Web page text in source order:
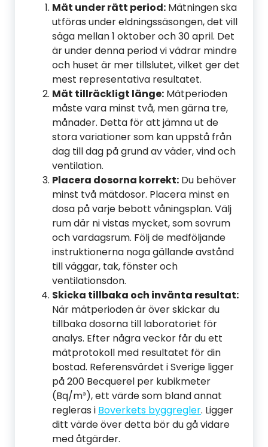
Mät under rätt period: Mätningen ska
utföras under eldningssäsongen, det vill
säga mellan 1 oktober och 30 april. Det
är under denna period vi vädrar mindre
och huset är mer tillslutet, vilket ger det
mest representativa resultatet.
Mät tillräckligt länge: Mätperioden
måste vara minst två, men gärna tre,
månader. Detta för att jämna ut de
stora variationer som kan uppstå från
dag till dag på grund av väder, vind och
ventilation.
Placera dosorna korrekt: Du behöver
minst två mätdosor. Placera minst en
dosa på varje bebott våningsplan. Välj
rum där ni vistas mycket, som sovrum
och vardagsrum. Följ de medföljande
instruktionerna noga gällande avstånd
till väggar, tak, fönster och
ventilationsdon.
Skicka tillbaka och invänta resultat:
När mätperioden är över skickar du
tillbaka dosorna till laboratoriet för
analys. Efter några veckor får du ett
mätprotokoll med resultatet för din
bostad. Referensvärdet i Sverige ligger
på 200 Becquerel per kubikmeter
(Bq/m³), ett värde som bland annat
regleras i Boverkets byggregler. Ligger
ditt värde över detta bör du gå vidare
med åtgärder.